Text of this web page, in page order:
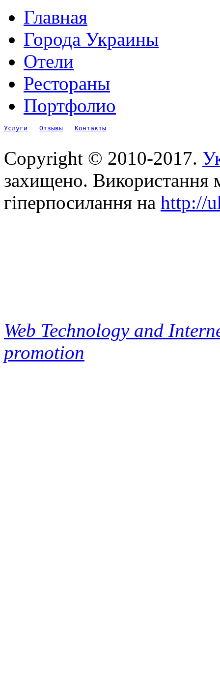
Главная
Города Украины
Отели
Рестораны
Портфолио
Услуги Отзывы Контакты
Copyright © 2010-2017.
захищено. Використання
гіперпосилання на http://
Web Technology and
promotion